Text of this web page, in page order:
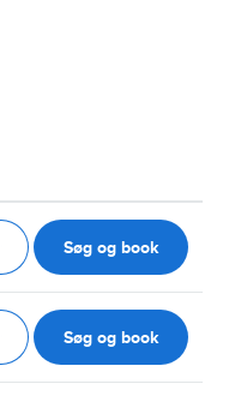
Søg og book
Søg og book